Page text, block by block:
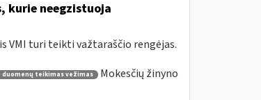
kurie neegzistuoja
VMI turi teikti važtaraščio rengėjas.
teikimas vežimas
Mokesčių žinyno